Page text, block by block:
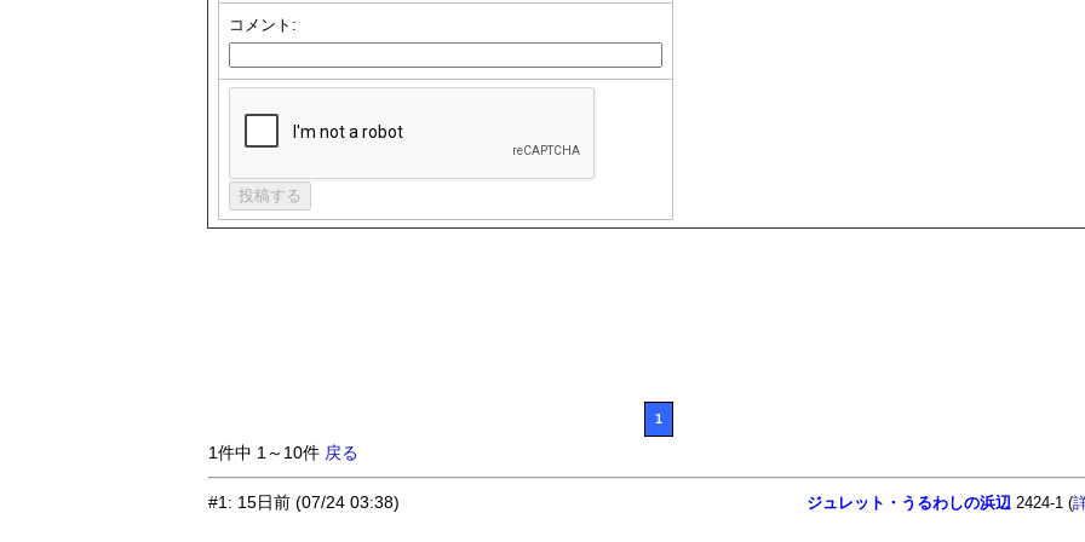
コメント:
1
1件中 1～10件 戻る
#1: 15日前 (07/24 03:38) ジュレット・うるわしの浜辺 2424-1 (